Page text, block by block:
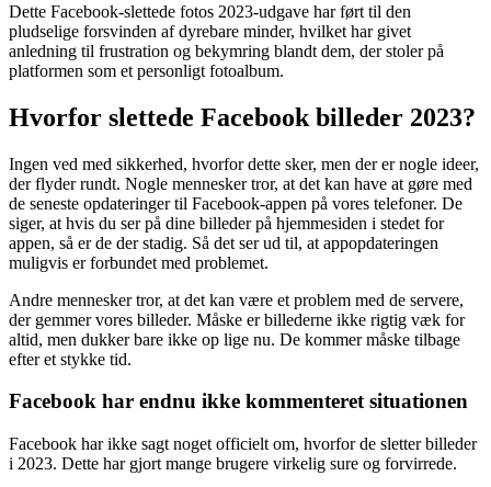
Dette Facebook-slettede fotos 2023-udgave har ført til den
pludselige forsvinden af ​​dyrebare minder, hvilket har givet
anledning til frustration og bekymring blandt dem, der stoler på
platformen som et personligt fotoalbum.
Hvorfor slettede Facebook billeder 2023?
Ingen ved med sikkerhed, hvorfor dette sker, men der er nogle ideer,
der flyder rundt. Nogle mennesker tror, ​​at det kan have at gøre med
de seneste opdateringer til Facebook-appen på vores telefoner. De
siger, at hvis du ser på dine billeder på hjemmesiden i stedet for
appen, så er de der stadig. Så det ser ud til, at appopdateringen
muligvis er forbundet med problemet.
Andre mennesker tror, ​​at det kan være et problem med de servere,
der gemmer vores billeder. Måske er billederne ikke rigtig væk for
altid, men dukker bare ikke op lige nu. De kommer måske tilbage
efter et stykke tid.
Facebook har endnu ikke kommenteret situationen
Facebook har ikke sagt noget officielt om, hvorfor de sletter billeder
i 2023. Dette har gjort mange brugere virkelig sure og forvirrede.